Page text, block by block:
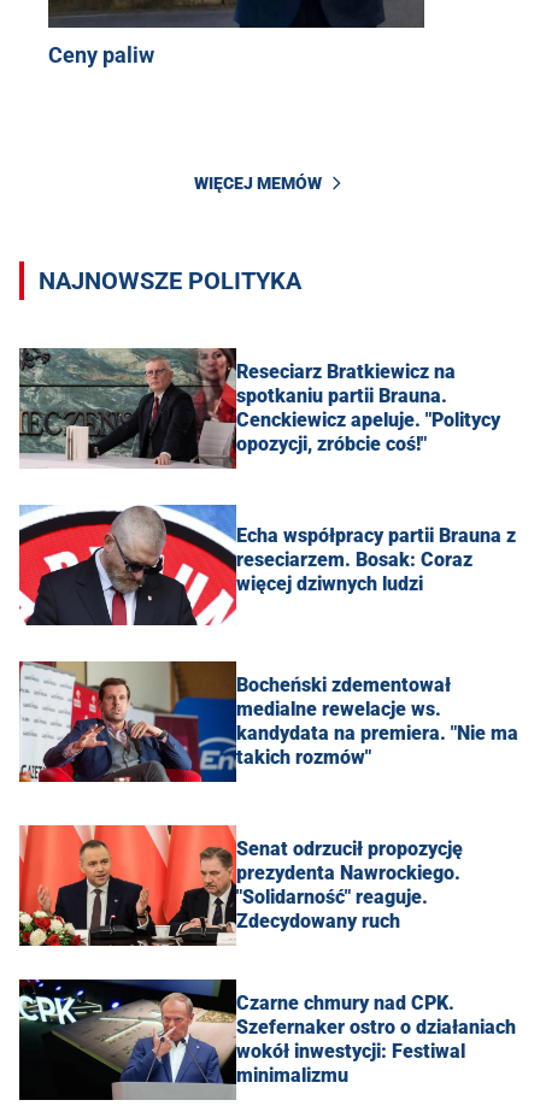
Ceny paliw
WIĘCEJ MEMÓW
NAJNOWSZE POLITYKA
Reseciarz Bratkiewicz na
spotkaniu partii Brauna.
Cenckiewicz apeluje. "Politycy
opozycji, zróbcie coś!"
Echa współpracy partii Brauna z
reseciarzem. Bosak: Coraz
więcej dziwnych ludzi
Bocheński zdementował
medialne rewelacje ws.
kandydata na premiera. "Nie ma
takich rozmów"
Senat odrzucił propozycję
prezydenta Nawrockiego.
"Solidarność" reaguje.
Zdecydowany ruch
Czarne chmury nad CPK.
Szefernaker ostro o działaniach
wokół inwestycji: Festiwal
minimalizmu